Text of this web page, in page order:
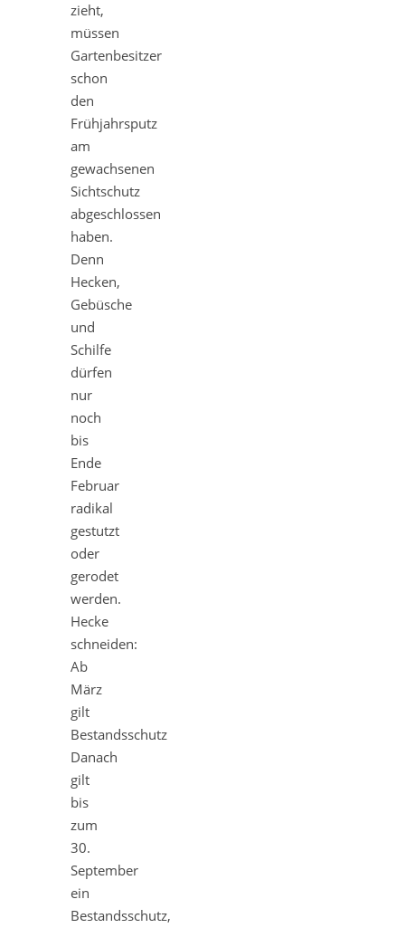
zieht,
müssen
Gartenbesitzer
schon
den
Frühjahrsputz
am
gewachsenen
Sichtschutz
abgeschlossen
haben.
Denn
Hecken,
Gebüsche
und
Schilfe
dürfen
nur
noch
bis
Ende
Februar
radikal
gestutzt
oder
gerodet
werden.
Hecke
schneiden:
Ab
März
gilt
Bestandsschutz
Danach
gilt
bis
zum
30.
September
ein
Bestandsschutz,